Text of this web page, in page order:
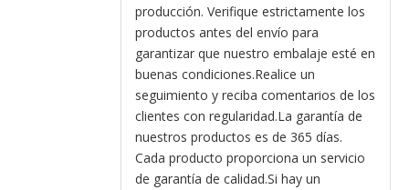
producción. Verifique estrictamente los
productos antes del envío para
garantizar que nuestro embalaje esté en
buenas condiciones.Realice un
seguimiento y reciba comentarios de los
clientes con regularidad.La garantía de
nuestros productos es de 365 días.
Cada producto proporciona un servicio
de garantía de calidad.Si hay un